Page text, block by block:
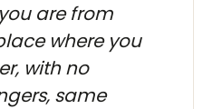
are from
where you
with no
same